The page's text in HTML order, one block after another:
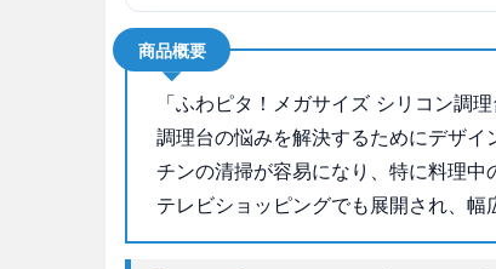
商品概要
「ふわピタ！メガサイズ シリコン調
調理台の悩みを解決するためにデザ
チンの清掃が容易になり、特に料理
テレビショッピングでも展開され、幅